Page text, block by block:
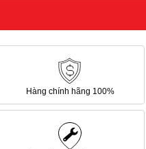
Hàng chính hãng 100%